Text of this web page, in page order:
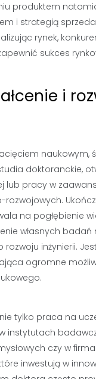
produktem
i strategią
rynek,
sukces
i
naukowym,
doktoranckie,
lub pracy w
rozwojowych.
na pogłębienie
własnych badań
inżynierii.
ogromne
tylko praca na
instytutach
czy w
inwestują w